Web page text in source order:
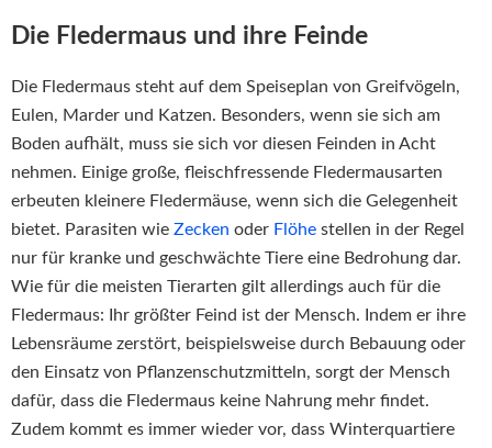
Die Fledermaus und ihre Feinde
Die Fledermaus steht auf dem Speiseplan von Greifvögeln,
Eulen, Marder und Katzen. Besonders, wenn sie sich am
Boden aufhält, muss sie sich vor diesen Feinden in Acht
nehmen. Einige große, fleischfressende Fledermausarten
erbeuten kleinere Fledermäuse, wenn sich die Gelegenheit
bietet. Parasiten wie Zecken oder Flöhe stellen in der Regel
nur für kranke und geschwächte Tiere eine Bedrohung dar.
Wie für die meisten Tierarten gilt allerdings auch für die
Fledermaus: Ihr größter Feind ist der Mensch. Indem er ihre
Lebensräume zerstört, beispielsweise durch Bebauung oder
den Einsatz von Pflanzenschutzmitteln, sorgt der Mensch
dafür, dass die Fledermaus keine Nahrung mehr findet.
Zudem kommt es immer wieder vor, dass Winterquartiere